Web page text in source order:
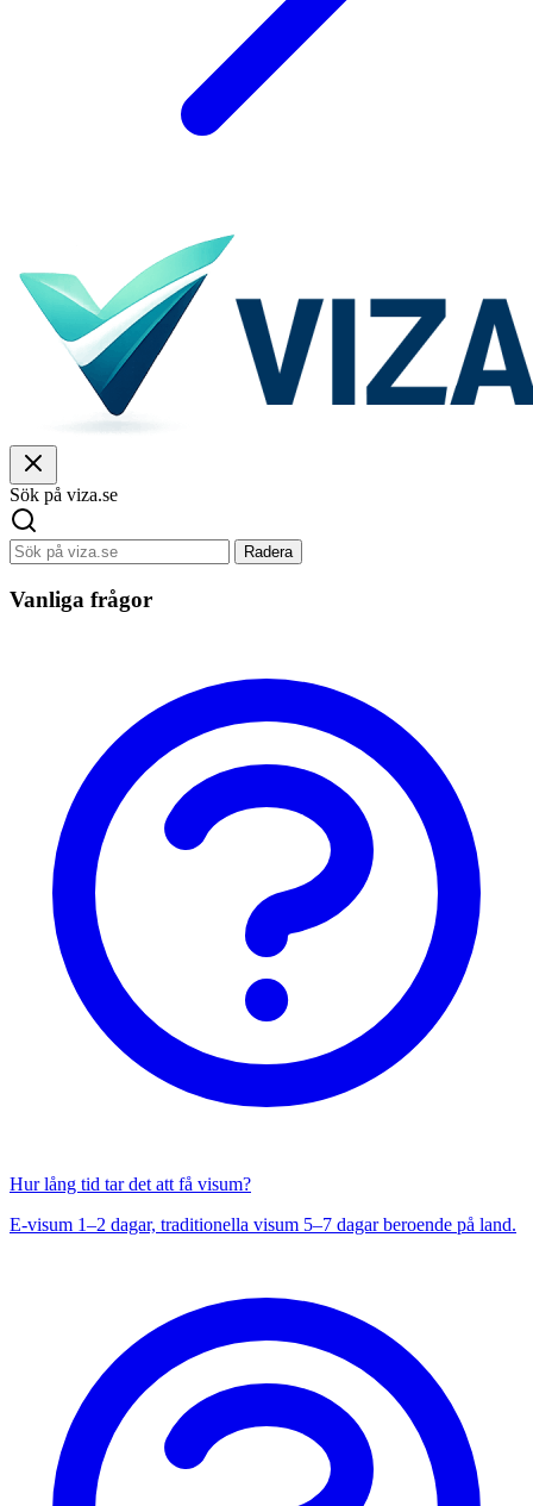
Sök på viza.se
Radera
Vanliga frågor
Hur lång tid tar det att få visum?
E-visum 1–2 dagar, traditionella visum 5–7 dagar beroende på land.